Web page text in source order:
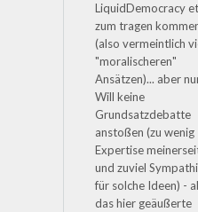
LiquidDemocracy
zum tragen
(also vermeintlich
"moralischeren"
Ansätzen)... aber
Will keine
Grundsatzdebatte
anstoßen (zu wenig
Expertise
und zuviel
für solche Ideen) -
das hier geäußerte